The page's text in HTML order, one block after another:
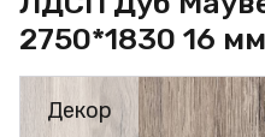
2750*1830 16
Декор